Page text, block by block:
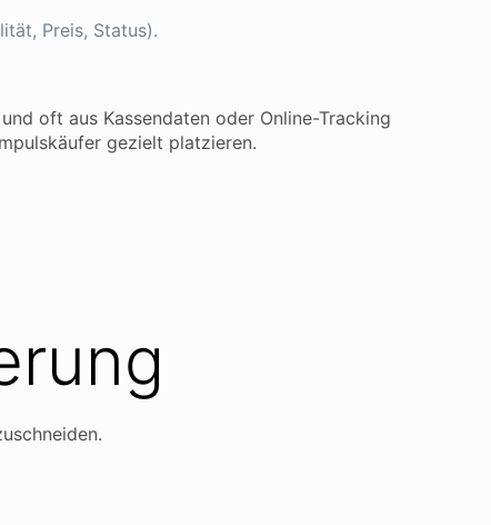
Preis, Status).
oft aus Kassendaten oder Online-Tracking
gezielt platzieren.